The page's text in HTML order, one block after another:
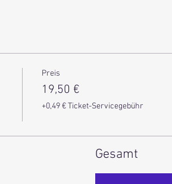
Preis
19,50 €
+0,49 € Ticket-Servicegebühr
Gesamt